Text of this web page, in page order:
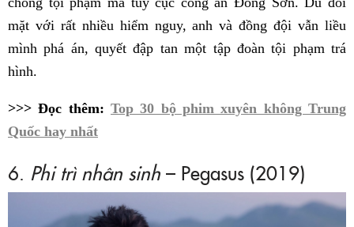
mặt với rất nhiều hiểm nguy, anh và đồng đội vẫn liều
mình phá án, quyết đập tan một tập đoàn tội phạm trá
hình.
>>> Đọc thêm: Top 30 bộ phim xuyên không Trung
Quốc hay nhất
6. Phi trì nhân sinh – Pegasus (2019)